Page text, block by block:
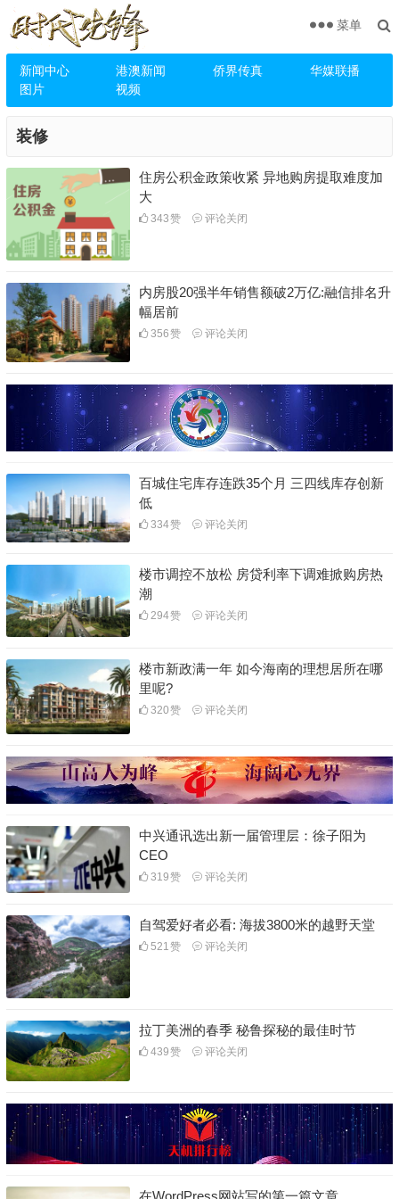
新闻中心 港澳新闻 侨界传真
华媒联播
图片
视频
菜单
装修
住房公积金政策收紧 异地购房提取难度加
大
343赞 评论关闭
内房股20强半年销售额破2万亿:融信排名升
幅居前
356赞 评论关闭
百城住宅库存连跌35个月 三四线库存创新
低
334赞 评论关闭
楼市调控不放松 房贷利率下调难掀购房热
潮
294赞 评论关闭
楼市新政满一年 如今海南的理想居所在哪
里呢?
320赞 评论关闭
中兴通讯选出新一届管理层：徐子阳为
CEO
319赞 评论关闭
自驾爱好者必看: 海拔3800米的越野天堂
521赞 评论关闭
拉丁美洲的春季 秘鲁探秘的最佳时节
439赞 评论关闭
在WordPress网站写的第一篇文章